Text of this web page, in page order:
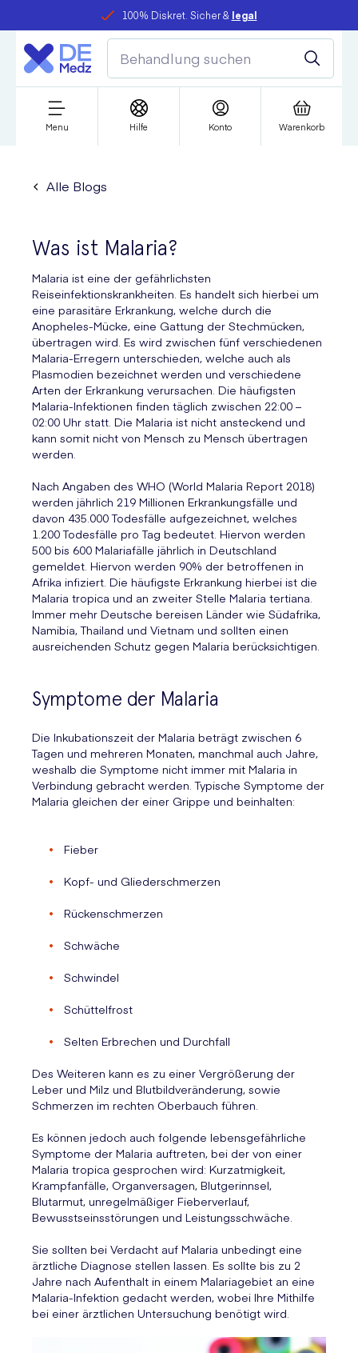
100% Diskret. Sicher & legal
Menu Hilfe Konto Warenkorb
Alle Blogs
Was ist Malaria?
Malaria ist eine der gefährlichsten
Reiseinfektionskrankheiten. Es handelt sich hierbei um
eine parasitäre Erkrankung, welche durch die
Anopheles-Mücke, eine Gattung der Stechmücken,
übertragen wird. Es wird zwischen fünf verschiedenen
Malaria-Erregern unterschieden, welche auch als
Plasmodien bezeichnet werden und verschiedene
Arten der Erkrankung verursachen. Die häufigsten
Malaria-Infektionen finden täglich zwischen 22:00 –
02:00 Uhr statt. Die Malaria ist nicht ansteckend und
kann somit nicht von Mensch zu Mensch übertragen
werden.
Nach Angaben des WHO (World Malaria Report 2018)
werden jährlich 219 Millionen Erkrankungsfälle und
davon 435.000 Todesfälle aufgezeichnet, welches
1.200 Todesfälle pro Tag bedeutet. Hiervon werden
500 bis 600 Malariafälle jährlich in Deutschland
gemeldet. Hiervon werden 90% der betroffenen in
Afrika infiziert. Die häufigste Erkrankung hierbei ist die
Malaria tropica und an zweiter Stelle Malaria tertiana.
Immer mehr Deutsche bereisen Länder wie Südafrika,
Namibia, Thailand und Vietnam und sollten einen
ausreichenden Schutz gegen Malaria berücksichtigen.
Symptome der Malaria
Die Inkubationszeit der Malaria beträgt zwischen 6
Tagen und mehreren Monaten, manchmal auch Jahre,
weshalb die Symptome nicht immer mit Malaria in
Verbindung gebracht werden. Typische Symptome der
Malaria gleichen der einer Grippe und beinhalten:
Fieber
Kopf- und Gliederschmerzen
Rückenschmerzen
Schwäche
Schwindel
Schüttelfrost
Selten Erbrechen und Durchfall
Des Weiteren kann es zu einer Vergrößerung der
Leber und Milz und Blutbildveränderung, sowie
Schmerzen im rechten Oberbauch führen.
Es können jedoch auch folgende lebensgefährliche
Symptome der Malaria auftreten, bei der von einer
Malaria tropica gesprochen wird: Kurzatmigkeit,
Krampfanfälle, Organversagen, Blutgerinnsel,
Blutarmut, unregelmäßiger Fieberverlauf,
Bewusstseinsstörungen und Leistungsschwäche.
Sie sollten bei Verdacht auf Malaria unbedingt eine
ärztliche Diagnose stellen lassen. Es sollte bis zu 2
Jahre nach Aufenthalt in einem Malariagebiet an eine
Malaria-Infektion gedacht werden, wobei Ihre Mithilfe
bei einer ärztlichen Untersuchung benötigt wird.